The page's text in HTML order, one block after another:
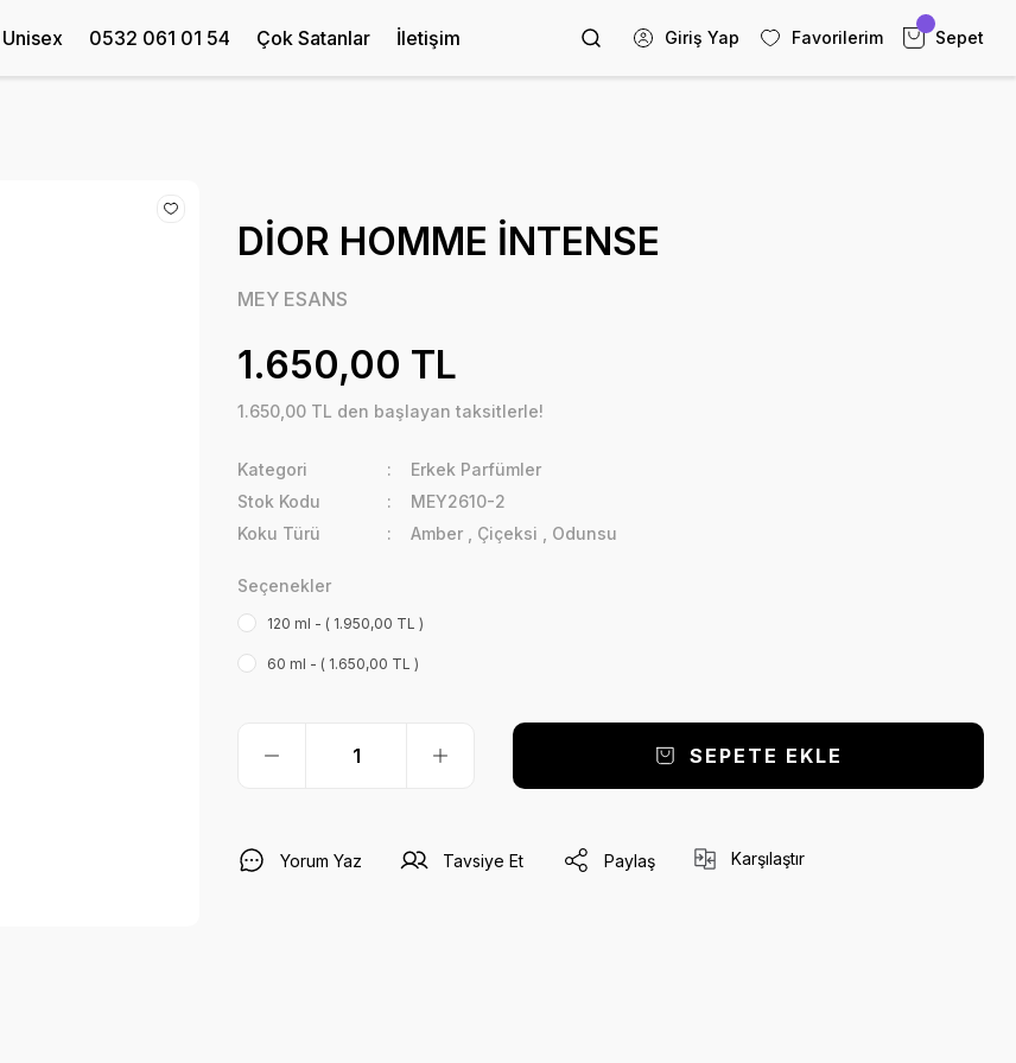
Unisex 0532 061 01 54 Çok Satanlar İletişim Giriş Yap Favorilerim Sepet
DİOR HOMME İNTENSE
MEY ESANS
1.650,00 TL
1.650,00 TL den başlayan taksitlerle!
Kategori
Erkek Parfümler
Stok Kodu
MEY2610-2
Koku Türü
Amber Çiçeksi Odunsu
Seçenekler
120 ml - ( 1.950,00 TL )
60 ml - ( 1.650,00 TL )
SEPETE EKLE
Yorum Yaz Tavsiye Et Paylaş Karşılaştır